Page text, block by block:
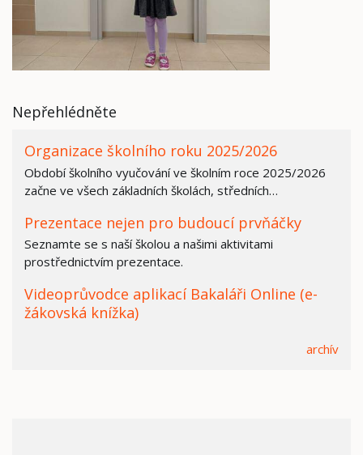
Nepřehlédněte
Organizace školního roku 2025/2026
Období školního vyučování ve školním roce 2025/2026
začne ve všech základních školách, středních…
Prezentace nejen pro budoucí prvňáčky
Seznamte se s naší školou a našimi aktivitami
prostřednictvím prezentace.
Videoprůvodce aplikací Bakaláři Online (e-
žákovská knížka)
archív